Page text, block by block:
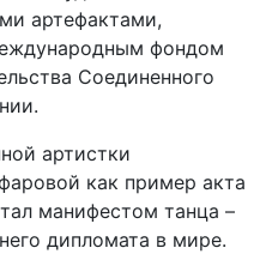
артефактами,
фондом
Соединенного
артистки
как пример акта
манифестом танца –
дипломата в мире.